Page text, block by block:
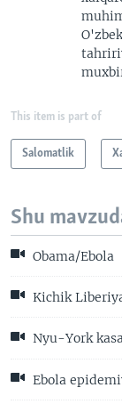
This item is part of
Salomatlik
Shu
Obama/Ebola
Kichik
Nyu-York
Ebola